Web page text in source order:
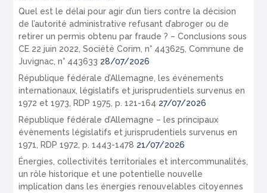
Quel est le délai pour agir d’un tiers contre la décision
de l’autorité administrative refusant d’abroger ou de
retirer un permis obtenu par fraude ? – Conclusions sous
CE 22 juin 2022, Société Corim, n° 443625, Commune de
Juvignac, n° 443633 28/07/2026
République fédérale d’Allemagne, les événements
internationaux, législatifs et jurisprudentiels survenus en
1972 et 1973, RDP 1975, p. 121-164 27/07/2026
République fédérale d’Allemagne – les principaux
évènements législatifs et jurisprudentiels survenus en
1971, RDP 1972, p. 1443-1478 21/07/2026
Énergies, collectivités territoriales et intercommunalités,
un rôle historique et une potentielle nouvelle
implication dans les énergies renouvelables citoyennes